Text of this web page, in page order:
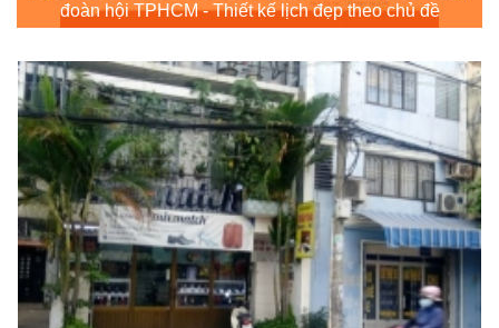
đoàn hội TPHCM - Thiết kế lịch đẹp theo chủ đề